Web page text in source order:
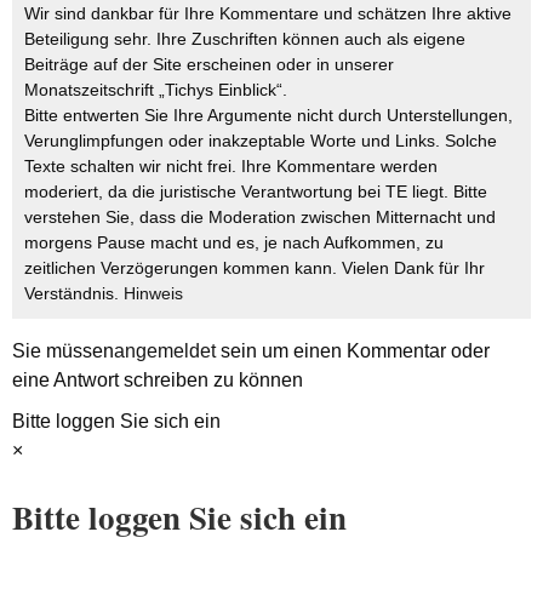
Wir sind dankbar für Ihre Kommentare und schätzen Ihre aktive
Beteiligung sehr. Ihre Zuschriften können auch als eigene
Beiträge auf der Site erscheinen oder in unserer
Monatszeitschrift „Tichys Einblick“.
Bitte entwerten Sie Ihre Argumente nicht durch Unterstellungen,
Verunglimpfungen oder inakzeptable Worte und Links. Solche
Texte schalten wir nicht frei. Ihre Kommentare werden
moderiert, da die juristische Verantwortung bei TE liegt. Bitte
verstehen Sie, dass die Moderation zwischen Mitternacht und
morgens Pause macht und es, je nach Aufkommen, zu
zeitlichen Verzögerungen kommen kann. Vielen Dank für Ihr
Verständnis. Hinweis
Sie müssenangemeldetsein um einen Kommentar oder
eine Antwort schreiben zu können
Bitte loggen Sie sich ein
×
Bitte loggen Sie sich ein